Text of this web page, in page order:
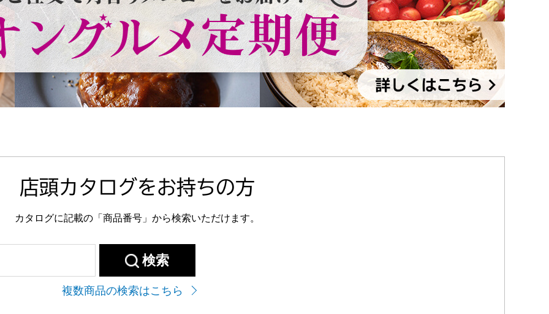
店頭カタログをお持ちの方
カタログに記載の「商品番号」から検索いただけます。
検索
複数商品の検索はこちら